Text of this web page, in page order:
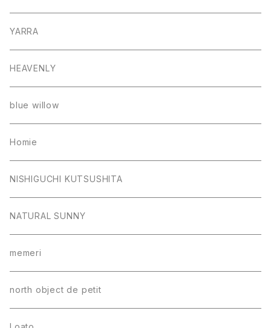
YARRA
HEAVENLY
blue willow
Homie
NISHIGUCHI KUTSUSHITA
NATURAL SUNNY
memeri
north object de petit